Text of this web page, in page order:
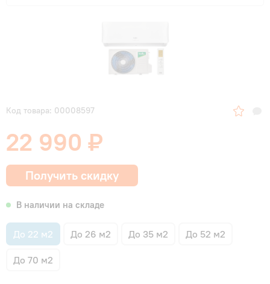
Код товара: 00008597
22 990 ₽
Получить скидку
В наличии на складе
До 22 м2 До 26 м2 До 35 м2 До 52 м2
До 70 м2